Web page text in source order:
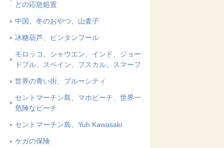
どの応急処置
中国、冬のおやつ、山査子
冰糖葫芦、ビンタンフール
モロッコ、シャウエン、インド、ジョー
ドプル、スペイン、フスカル、スマーフ
世界の青い街、ブルーシティ
セントマーチン島、マホビーチ、世界一
危険なビーチ
セントマーチン島、Yuh Kawasaki
ケガの保険